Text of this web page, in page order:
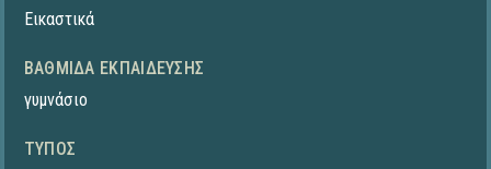
Εικαστικά
ΒΑΘΜΊΔΑ ΕΚΠΑΊΔΕΥΣΗΣ
γυμνάσιο
ΤΎΠΟΣ